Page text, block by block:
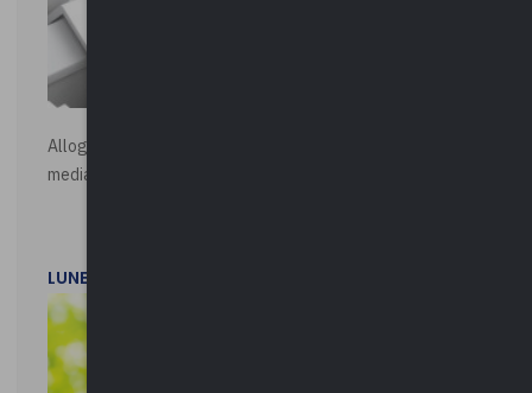
Alloggi di Edilizia Residenziale Pubblica - Vendita all'asta
mediante procedura asincrona telematica
LUNEDì 20 LUGLIO 2026